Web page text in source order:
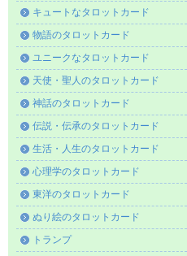
キュートなタロットカード
物語のタロットカード
ユニークなタロットカード
天使・聖人のタロットカード
神話のタロットカード
伝説・伝承のタロットカード
生活・人生のタロットカード
心理学のタロットカード
東洋のタロットカード
ぬり絵のタロットカード
トランプ